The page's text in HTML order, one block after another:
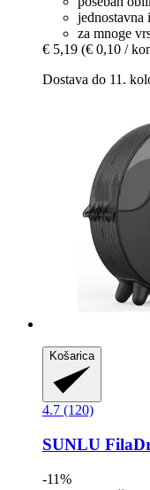
jednostavna
za mnoge
€ 5,19 (€ 0,10 /
Dostava do 11.
Košarica
4.7 (120)
SUNLU
-11%